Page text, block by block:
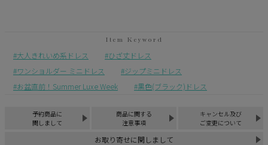
大人きれいめ系ドレス
ひざ丈ドレス
ワンショルダー ミニドレス
ジップミニドレス
お盆直前！Summer Luxe Week
黒色(ブラック)ドレス
予約商品に
関しまして
商品に関する
注意事項
キャンセル及び
ご変更について
お取り寄せに関しまして